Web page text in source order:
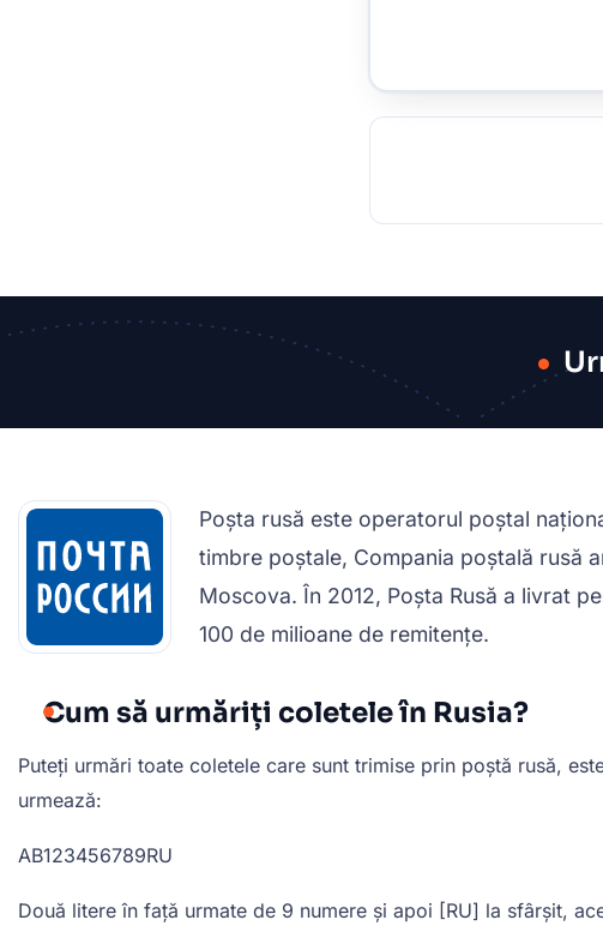
Poșta rusă este operatorul poștal
timbre poștale, Compania poștală rusă
Moscova. În 2012, Poșta Rusă a livrat
100 de milioane de remitențe.
Cum să urmăriți coletele în Rusia?
Puteți urmări toate coletele care sunt trimise prin poștă rusă,
urmează:
AB123456789RU
Două litere în față urmate de 9 numere și apoi [RU] la sfârșit,